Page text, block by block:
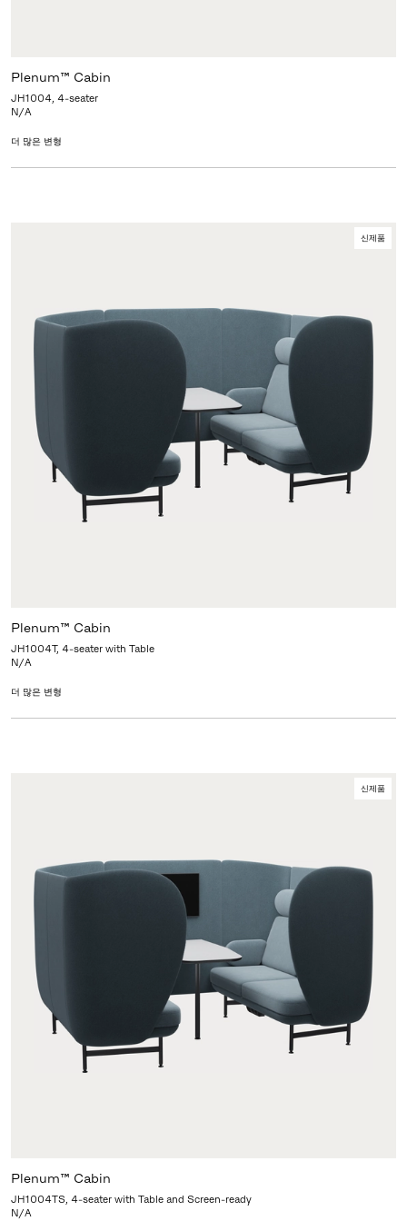
Plenum™ Cabin
JH1004, 4-seater
N/A
더 많은 변형
신제품
Plenum™ Cabin
JH1004T, 4-seater with Table
N/A
더 많은 변형
신제품
Plenum™ Cabin
JH1004TS, 4-seater with Table and Screen-ready
N/A